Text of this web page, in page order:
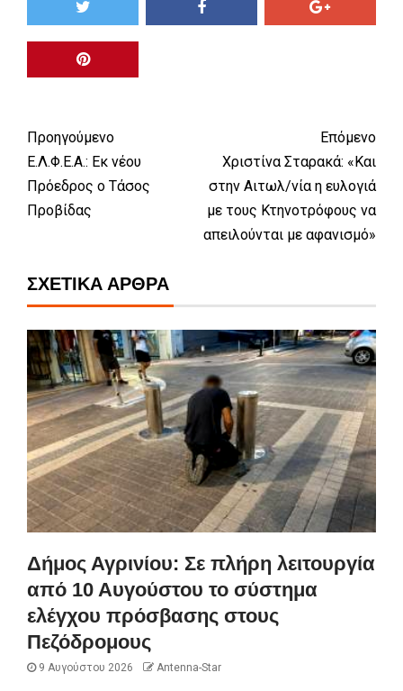
Προηγούμενο
Ε.Λ.Φ.Ε.Α.: Εκ νέου
Πρόεδρος ο Τάσος
Προβίδας
Επόμενο
Χριστίνα Σταρακά: «Και
στην Αιτωλ/νία η ευλογιά
με τους Κτηνοτρόφους να
απειλούνται με αφανισμό»
ΣΧΕΤΙΚΆ ΆΡΘΡΑ
Δήμος Αγρινίου: Σε πλήρη λειτουργία
από 10 Αυγούστου το σύστημα
ελέγχου πρόσβασης στους
Πεζόδρομους
9 Αυγούστου 2026 Antenna-Star